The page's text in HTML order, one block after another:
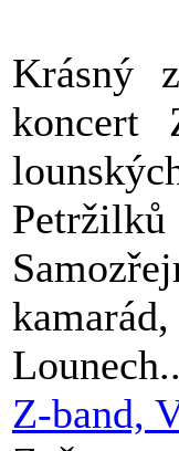
Krásný
koncert
Z-band,